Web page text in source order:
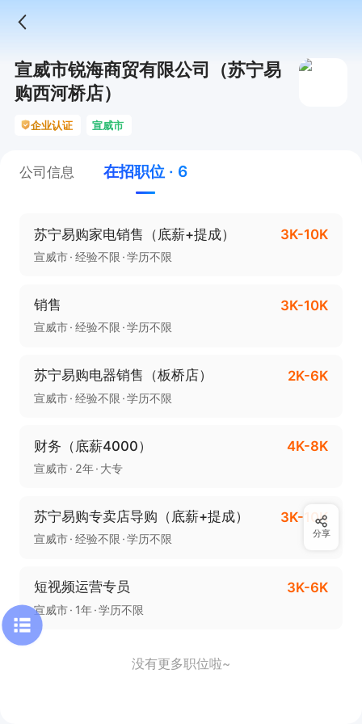
宣威市锐海商贸有限公司（苏宁易
购西河桥店）
企业认证 宣威市
公司信息 在招职位 · 6
苏宁易购家电销售（底薪+提成） 3K-10K
宣威市 经验不限 学历不限
销售 3K-10K
宣威市 经验不限 学历不限
苏宁易购电器销售（板桥店） 2K-6K
宣威市 经验不限 学历不限
财务（底薪4000） 4K-8K
宣威市 2年 大专
苏宁易购专卖店导购（底薪+提成） 3K-10K
宣威市 经验不限 学历不限
短视频运营专员 3K-6K
宣威市 1年 学历不限
没有更多职位啦~
分享